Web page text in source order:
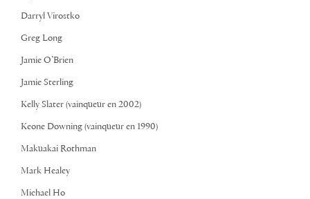
Darryl Virostko
Greg Long
Jamie O’Brien
Jamie Sterling
Kelly Slater (vainqueur en 2002)
Keone Downing (vainqueur en 1990)
Makuakai Rothman
Mark Healey
Michael Ho